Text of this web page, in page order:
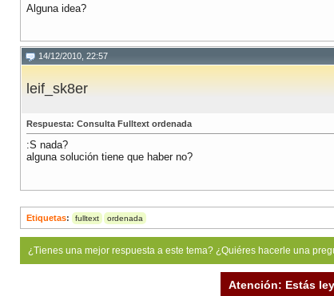
Alguna idea?
14/12/2010, 22:57
leif_sk8er
Respuesta: Consulta Fulltext ordenada
:S nada?
alguna solución tiene que haber no?
Etiquetas: fulltext ordenada
¿Tienes una mejor respuesta a este tema? ¿Quiéres hacerle una
Atención: Estás